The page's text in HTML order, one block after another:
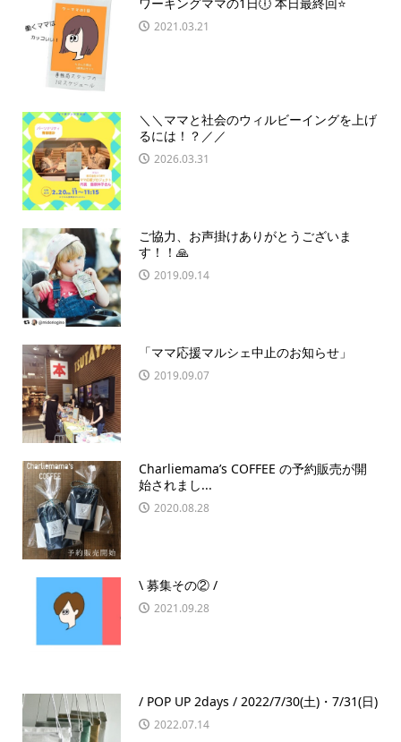
2021.03.21
＼＼ママと社会のウィルビーイングを上げ
るには！？／／
2026.03.31
ご協力、お声掛けありがとうございま
す！！🙏
2019.09.14
「ママ応援マルシェ中止のお知らせ」
2019.09.07
Charliemama’s COFFEE の予約販売が開
始されまし...
2020.08.28
\ 募集その② /
2021.09.28
/ POP UP 2days / 2022/7/30(土)・7/31(日)
2022.07.14